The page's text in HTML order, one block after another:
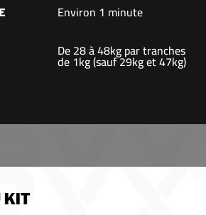
Environ 1 minute
De 28 à 48kg par tranches
de 1kg (sauf 29kg et 47kg)
KIT